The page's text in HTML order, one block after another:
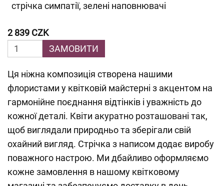
стрічка симпатії, зелені наповнювачі
2 839 CZK
ЗАМОВИТИ
Ця ніжна композиція створена нашими
флористами у квітковій майстерні з акцентом на
гармонійне поєднання відтінків і уважність до
кожної деталі. Квіти акуратно розташовані так,
щоб виглядали природньо та зберігали свій
охайний вигляд. Стрічка з написом додає виробу
поважного настрою. Ми дбайливо оформляємо
кожне замовлення в нашому квітковому